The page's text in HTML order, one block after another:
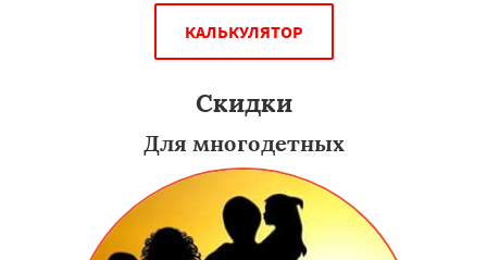
КАЛЬКУЛЯТОР
Скидки
Для многодетных